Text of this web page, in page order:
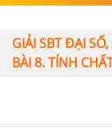
GIẢI SBT ĐẠI
BÀI 8. TÍNH